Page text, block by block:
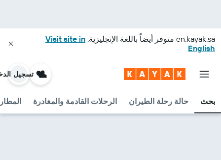
en.kayak.sa متوفر أيضاً باللغة الإنجليزية. Visit site in
English
بحث حالة رحلة الطيران الرحلات القادمة والمغادرة
تسجيل